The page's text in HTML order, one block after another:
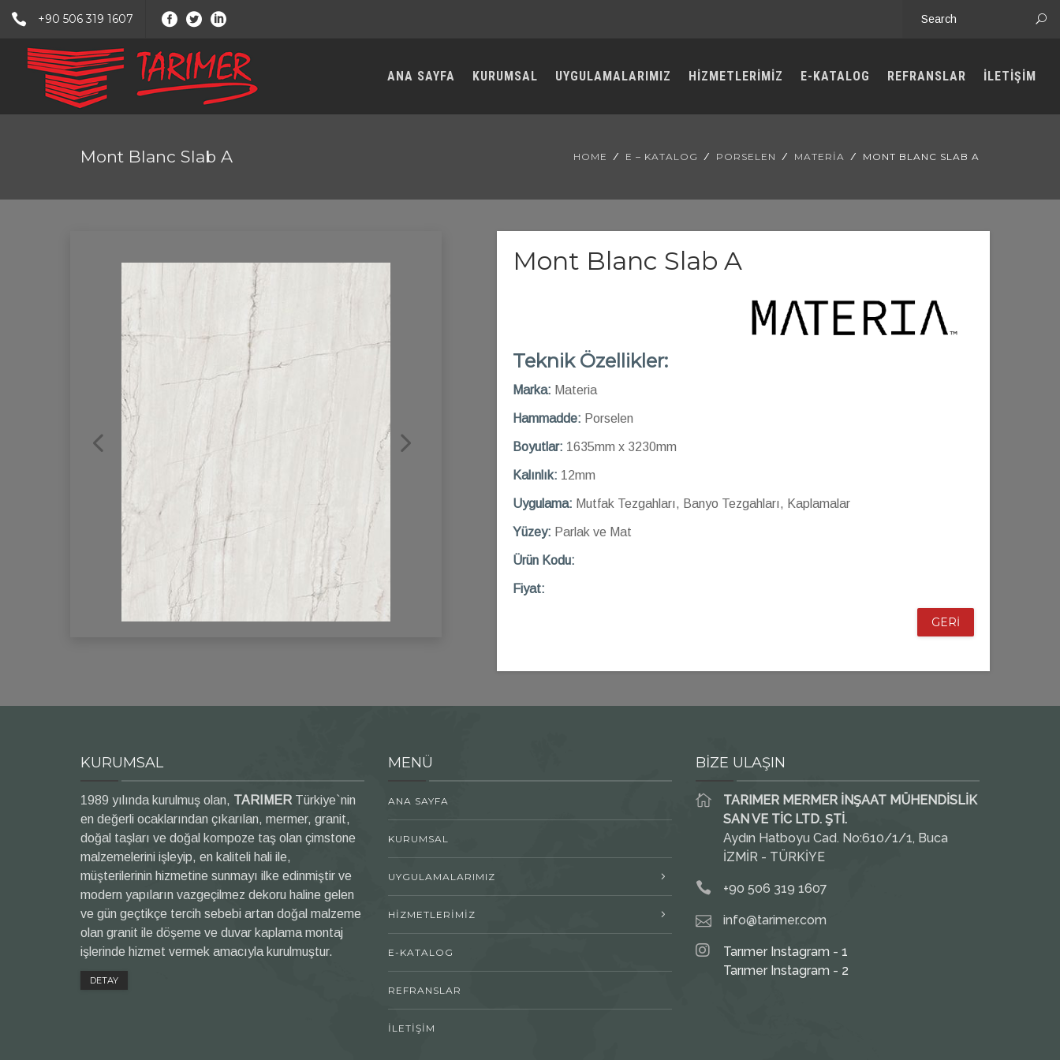
+90 506 319 1607
ANA SAYFA KURUMSAL UYGULAMALARIMIZ HİZMETLERİMİZ E-KATALOG REFRANSLAR İLETİŞİM
Mont Blanc Slab A HOME E – KATALOG PORSELEN MATERIA MONT BLANC SLAB A
Mont Blanc Slab A
Teknik Özellikler:
Marka: Materia
Hammadde: Porselen
Boyutlar: 1635mm x 3230mm
Kalınlık: 12mm
Uygulama: Mutfak Tezgahları, Banyo Tezgahları, Kaplamalar
Yüzey: Parlak ve Mat
Ürün Kodu:
Fiyat:
GERİ
KURUMSAL
1989 yılında kurulmuş olan, TARIMER Türkiye`nin
en değerli ocaklarından çıkarılan, mermer, granit,
doğal taşları ve doğal kompoze taş olan çimstone
malzemelerini işleyip, en kaliteli hali ile,
müşterilerinin hizmetine sunmayı ilke edinmiştir ve
modern yapıların vazgeçilmez dekoru haline gelen
ve gün geçtikçe tercih sebebi artan doğal malzeme
olan granit ile döşeme ve duvar kaplama montaj
işlerinde hizmet vermek amacıyla kurulmuştur.
DETAY
MENÜ
ANA SAYFA
KURUMSAL
UYGULAMALARIMIZ
HİZMETLERİMİZ
E-KATALOG
REFRANSLAR
İLETİŞİM
BİZE ULAŞIN
TARIMER MERMER İNŞAAT MÜHENDİSLİK
SAN VE TİC LTD. ŞTİ.
Aydın Hatboyu Cad. No:610/1/1, Buca
İZMİR - TÜRKİYE
+90 506 319 1607
info@tarimer.com
Tarımer Instagram - 1
Tarımer Instagram - 2